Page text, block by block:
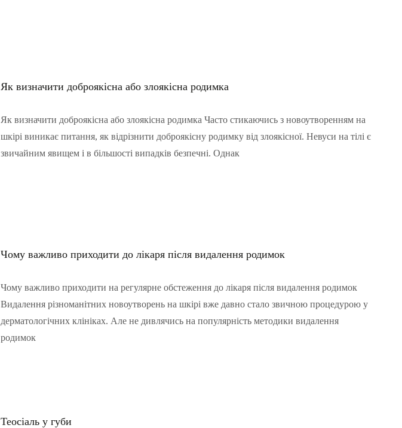
Як визначити доброякісна або злоякісна родимка
Як визначити доброякісна або злоякісна родимка Часто стикаючись з новоутворенням на
шкірі виникає питання, як відрізнити доброякісну родимку від злоякісної. Невуси на тілі є
звичайним явищем і в більшості випадків безпечні. Однак
Чому важливо приходити до лікаря після видалення родимок
Чому важливо приходити на регулярне обстеження до лікаря після видалення родимок
Видалення різноманітних новоутворень на шкірі вже давно стало звичною процедурою у
дерматологічних клініках. Але не дивлячись на популярність методики видалення
родимок
Теосіаль у губи